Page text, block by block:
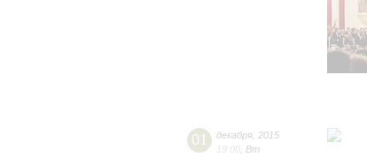
01 декабря 2015
19:00 Вт